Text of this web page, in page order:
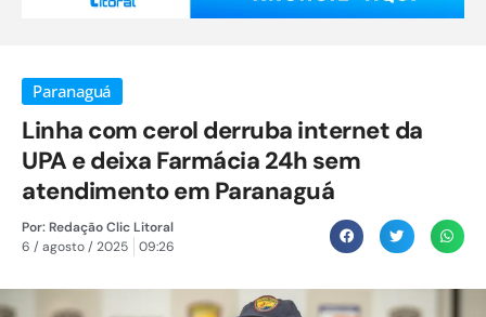
Paranaguá
Linha com cerol derruba internet da
UPA e deixa Farmácia 24h sem
atendimento em Paranaguá
Por:Redação Clic Litoral
6 / agosto / 2025
09:26